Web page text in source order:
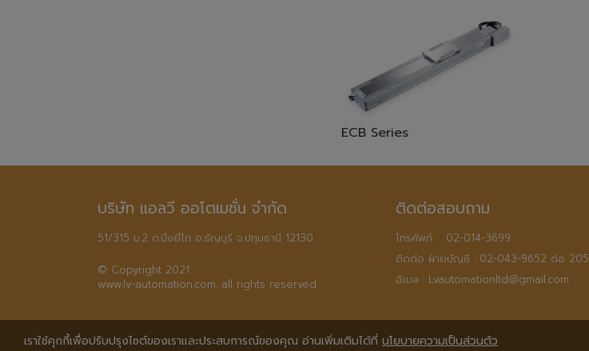
ECB Series
บริษัท แอลวี ออโตเมชั่น จำกัด
51/315 ม.2 ต.บึงยี่โถ อ.ธัญบุรี จ.ปทุมธานี 12130
© Copyright 2021 .
www.lv-automation.com. all rights reserved.
ติดต่อสอบถาม
โทรศัพท์ : 02-014-3699
ติดต่อ ฝ่ายบัญชี : 02-043-9652 ต่อ 205
อีเมล : Lvautomationltd@gmail.com
เราใช้คุกกี้เพื่อปรับปรุงไซต์ของเราและประสบการณ์ของคุณ อ่านเพิ่มเติมได้ที่ นโยบายความเป็นส่วนตัว